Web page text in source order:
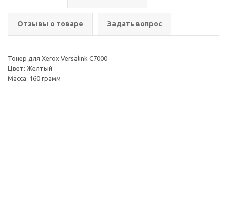
Отзывы о товаре Задать вопрос
Тонер для Xerox Versalink C7000
Цвет: Желтый
Масса: 160 грамм